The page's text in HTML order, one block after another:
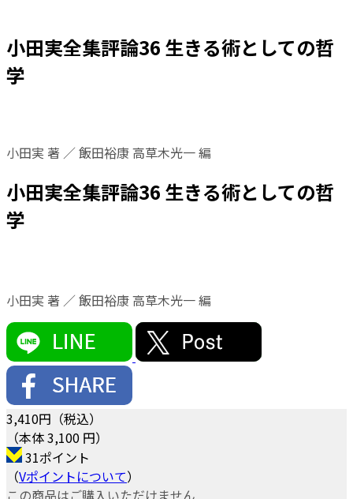
小田実全集評論36 生きる術としての哲
学
小田実 著 ／ 飯田裕康 高草木光一 編
小田実全集評論36 生きる術としての哲
学
小田実 著 ／ 飯田裕康 高草木光一 編
3,410円（税込）
（本体 3,100 円）
31ポイント
（Vポイントについて）
この商品はご購入いただけません